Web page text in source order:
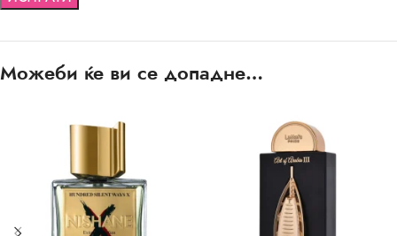
Можеби ќе ви се допадне…